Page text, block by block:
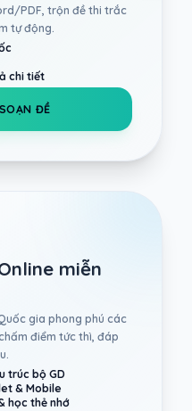
PDF, trộn đề thi trắc
tự động.
chi tiết
ĐỀ
miễn
gia phong phú các
điểm tức thì, đáp
trúc bộ GD
& Mobile
học thẻ nhớ